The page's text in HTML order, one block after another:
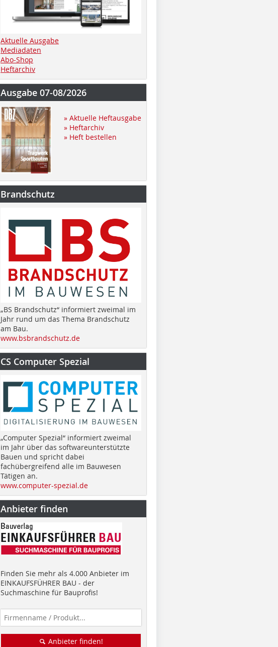
Aktuelle Ausgabe
Mediadaten
Abo-Shop
Heftarchiv
Ausgabe 07-08/2026
» Aktuelle Heftausgabe
» Heftarchiv
» Heft bestellen
Brandschutz
„BS Brandschutz“ informiert zweimal im
Jahr rund um das Thema Brandschutz
am Bau.
www.bsbrandschutz.de
CS Computer Spezial
„Computer Spezial“ informiert zweimal
im Jahr über das softwareunterstützte
Bauen und spricht dabei
fachübergreifend alle im Bauwesen
Tätigen an.
www.computer-spezial.de
Anbieter finden
Finden Sie mehr als 4.000 Anbieter im
EINKAUFSFÜHRER BAU - der
Suchmaschine für Bauprofis!
Anbieter finden!